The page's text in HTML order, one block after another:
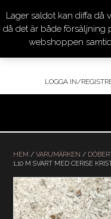
innehåll
KVALITET –
LOGGA IN/
HEM / VARUMÄRKEN /
1,10 M SVART MED CERISE
Lager saldot kan diffa då
då det är både försäljning
webshoppen